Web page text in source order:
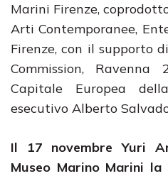
Marini Firenze,
Arti Contemporanee,
Firenze, con il supporto
Commission,
Capitale Europea
esecutivo Alberto
Il 17 novembre Yuri
Museo Marino Marini la